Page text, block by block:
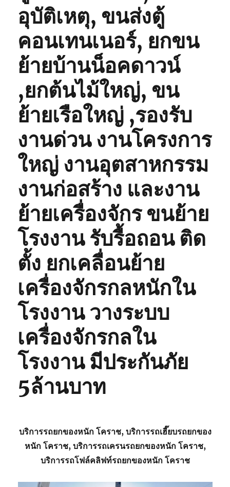
อุบัติเหตุ, ขนส่งตู้
คอนเทนเนอร์, ยกขน
ย้ายบ้านน็อคดาวน์
,ยกต้นไม้ใหญ่, ขน
ย้ายเรือใหญ่ ,รองรับ
งานด่วน งานโครงการ
ใหญ่ งานอุตสาหกรรม
งานก่อสร้าง และงาน
ย้ายเครื่องจักร ขนย้าย
โรงงาน รับรื้อถอน ติด
ตั้ง ยกเคลื่อนย้าย
เครื่องจักรกลหนักใน
โรงงาน วางระบบ
เครื่องจักรกลใน
โรงงาน มีประกันภัย
5ล้านบาท
บริการรถยกของหนัก โคราช, บริการรถเฮี๊ยบรถยกของ
หนัก โคราช, บริการรถเครนรถยกของหนัก โคราช,
บริการรถโฟล์คลิฟท์รถยกของหนัก โคราช